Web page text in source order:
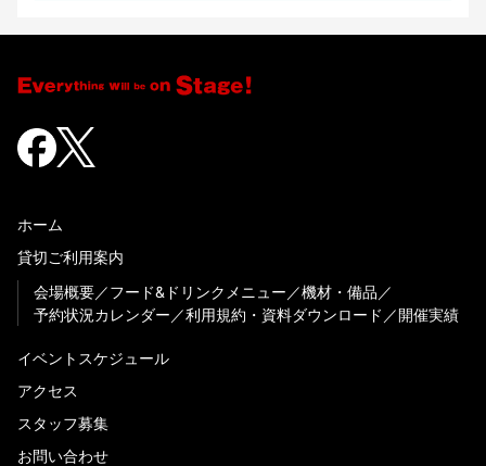
ホーム
貸切ご利用案内
会場概要
フード&ドリンクメニュー
機材・備品
予約状況カレンダー
利用規約・資料ダウンロード 開催実績
イベントスケジュール
アクセス
スタッフ募集
お問い合わせ